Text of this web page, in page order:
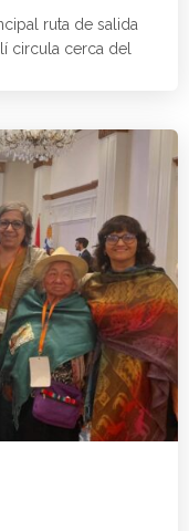
ruta de salida
circula cerca del